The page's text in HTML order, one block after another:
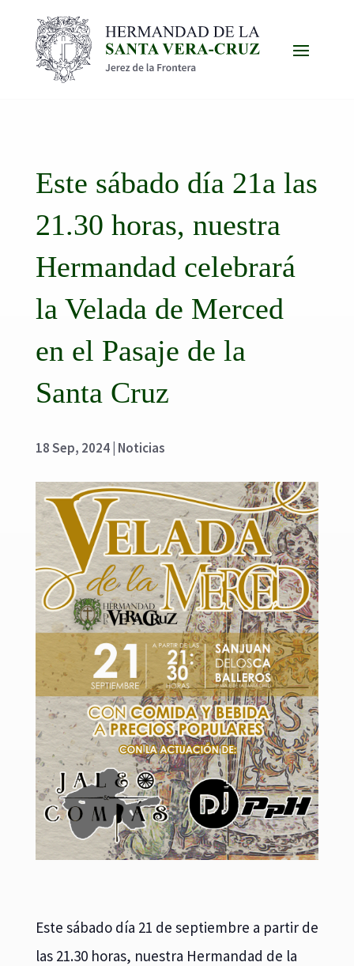
Este sábado día 21a las
21.30 horas, nuestra
Hermandad celebrará
la Velada de Merced
en el Pasaje de la
Santa Cruz
18 Sep, 2024| Noticias
Este sábado día 21 de septiembre a partir de
las 21.30 horas, nuestra Hermandad de la